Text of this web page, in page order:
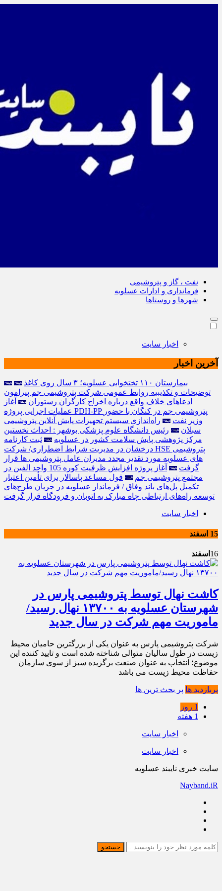
نفت ، گاز و پتروشیمی
فرمانداری و ادارات عسلویه
شهرها و روستاها
اخبار سایت
آخرین اخبار
بیمارستان ۱۱۰ تختخوابی عسلویه؛ ۳ سال روی کاغذ
توضیحات و تکذیبیه روابط عمومی شرکت پتروشیمی جم پیرامون
ادعاهای خلاف واقع درباره اخراج کارگران رستوران
آغاز
عملیات اجرایی پروژه PDH-PP پتروشیمی جم در کنگان با حضور
وزیر نفت
راه‌اندازی سیستم تجهیزات پایش آنلاین پتروشیمی
سبلان
رئیس دانشگاه علوم پزشکی بوشهر : احداث نخستین
مرکز پژوهشی پایش سلامت کشور در عسلویه
ثبت کارنامه
درخشان در مدیریت شرایط اضطراری/ شرکت HSE پتروشیمی
های عسلویه مورد تقدیر مجدد مدیران عامل پتروشیمی ها قرار
گرفت
آغاز پروژه افزایش ظرفیت کوره 105 واحد الفین در
مجتمع پتروشیمی جم
قول مساعد پاسالار برای تأمین اعتبار
تکمیل پل‌های باند وفاق / فرماندار عسلویه در جریان طرح‌های
توسعه راه‌های ارتباطی چاه مبارک به اتوبان و فرودگاه قرار گرفت
اخبار سایت
15 اسفند
16 اسفند
کاشت نهال توسط پتروشیمی پارس در
شهرستان عسلویه به ۱۳۷۰۰ نهال رسید/
ماموریت مهم شرکت‌ در سال‌ جدید
شرکت پتروشیمی پارس به عنوان یکی از بزرگترین حامیان محیط
زیست در طول سالیان متوالی شناخته شده است و تایید کننده این
موضوع؛ انتخاب به عنوان صنعت برگزیده سبز از سوی سازمان
حفاظت محیط زیست می باشد
پربازدید ها پر بحث ترین ها
1 روز
1 هفته
اخبار سایت
اخبار سایت
سایت خبری نایبند عسلویه
Nayband.iR
جستجو